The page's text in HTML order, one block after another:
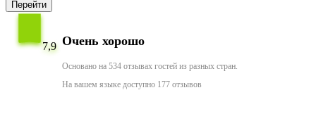
Перейти
7,9 Очень хорошо
Основано на 534 отзывах гостей из разных стран.
На вашем языке доступно 177 отзывов